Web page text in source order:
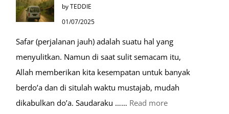
Mustajab
Berdoa
Saat
Umroh
by TEDDIE
01/07/2025
Safar (perjalanan jauh) adalah suatu hal yang
menyulitkan. Namun di saat sulit semacam itu,
Allah memberikan kita kesempatan untuk banyak
berdo’a dan di situlah waktu mustajab, mudah
dikabulkan do’a. Saudaraku …… Read more: